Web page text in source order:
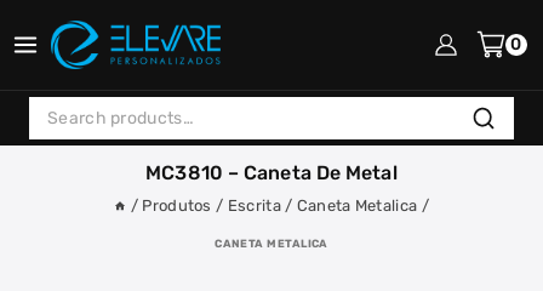
to
0
Search
for:
Search
MC3810 – Caneta De Metal
/ Produtos / Escrita / Caneta Metalica /
CANETA METALICA